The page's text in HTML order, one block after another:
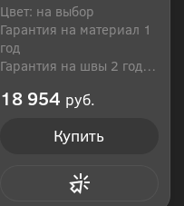
Цвет: на выбор
Гарантия на материал 1
год
Гарантия на швы 2 года
18 954 руб.
Купить